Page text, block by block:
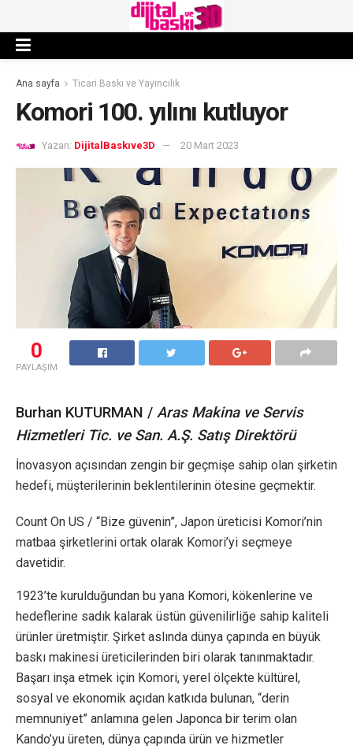
Ana sayfa Ticari Baskı ve Yayıncılık
Komori 100. yılını kutluyor
Yazan: DijitalBaskıve3D 20 Mart 2023
0
PAYLAŞIM
Burhan KUTURMAN / Aras Makina ve Servis
Hizmetleri Tic. ve San. A.Ş. Satış Direktörü
İnovasyon açısından zengin bir geçmişe sahip olan şirketin
hedefi, müşterilerinin beklentilerinin ötesine geçmektir.
Count On US / “Bize güvenin”, Japon üreticisi Komori’nin
matbaa şirketlerini ortak olarak Komori’yi seçmeye
davetidir.
1923’te kurulduğundan bu yana Komori, kökenlerine ve
hedeflerine sadık kalarak üstün güvenilirliğe sahip kaliteli
ürünler üretmiştir. Şirket aslında dünya çapında en büyük
baskı makinesi üreticilerinden biri olarak tanınmaktadır.
Başarı inşa etmek için Komori, yerel ölçekte kültürel,
sosyal ve ekonomik açıdan katkıda bulunan, “derin
memnuniyet” anlamına gelen Japonca bir terim olan
Kando’yu üreten, dünya çapında ürün ve hizmetler